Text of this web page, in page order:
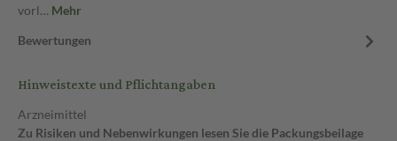
vorl… Mehr
Bewertungen
Hinweistexte und Pflichtangaben
Arzneimittel
Zu Risiken und Nebenwirkungen lesen Sie die Packungsbeilage